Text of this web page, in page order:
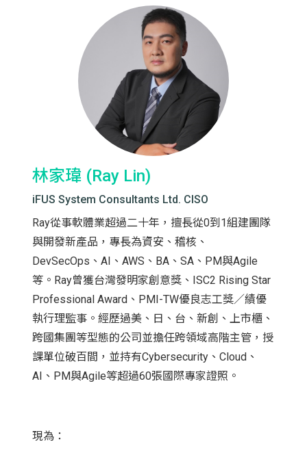
林家瑋 (Ray Lin)
iFUS System Consultants Ltd. CISO
Ray從事軟體業超過二十年，擅長從0到1組建團隊
與開發新產品，專長為資安、稽核、
DevSecOps、AI、AWS、BA、SA、PM與Agile
等。Ray曾獲台灣發明家創意獎、ISC2 Rising Star
Professional Award、PMI-TW優良志工獎／績優
執行理監事。經歷過美、日、台、新創、上市櫃、
跨國集團等型態的公司並擔任跨領域高階主管，授
課單位破百間，並持有Cybersecurity、Cloud、
AI、PM與Agile等超過60張國際專家證照。
現為：